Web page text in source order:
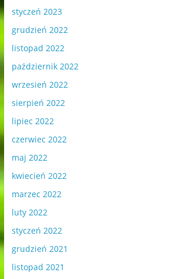
styczeń 2023
grudzień 2022
listopad 2022
październik 2022
wrzesień 2022
sierpień 2022
lipiec 2022
czerwiec 2022
maj 2022
kwiecień 2022
marzec 2022
luty 2022
styczeń 2022
grudzień 2021
listopad 2021